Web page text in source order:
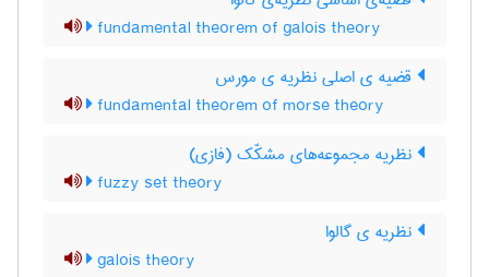
fundamental theorem of galois theory
قضیه ی اصلی نظریه ی مورس
fundamental theorem of morse theory
نظریه مجموعه‌های مشکّک (فازی)
fuzzy set theory
نظریه ی گالوا
galois theory